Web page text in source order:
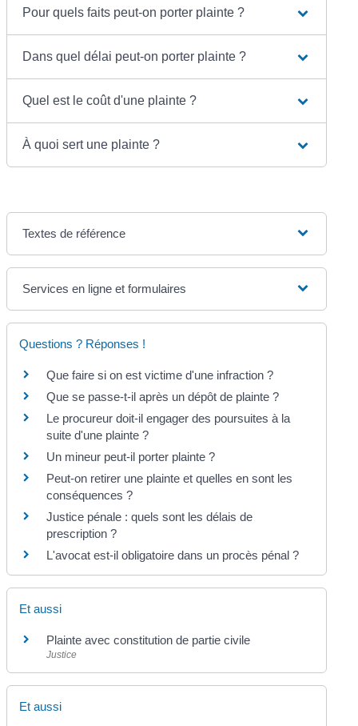
Pour quels faits peut-on porter plainte ?
Dans quel délai peut-on porter plainte ?
Quel est le coût d'une plainte ?
À quoi sert une plainte ?
Textes de référence
Services en ligne et formulaires
Questions ? Réponses !
Que faire si on est victime d'une infraction ?
Que se passe-t-il après un dépôt de plainte ?
Le procureur doit-il engager des poursuites à la
suite d'une plainte ?
Un mineur peut-il porter plainte ?
Peut-on retirer une plainte et quelles en sont les
conséquences ?
Justice pénale : quels sont les délais de
prescription ?
L'avocat est-il obligatoire dans un procès pénal ?
Et aussi
Plainte avec constitution de partie civile
Justice
Et aussi